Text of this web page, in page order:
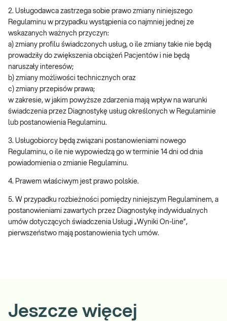
2. Usługodawca zastrzega sobie prawo zmiany niniejszego
Regulaminu w przypadku wystąpienia co najmniej jednej ze
wskazanych ważnych przyczyn:
a) zmiany profilu świadczonych usług, o ile zmiany takie nie będą
prowadziły do zwiększenia obciążeń Pacjentów i nie będą
naruszały interesów;
b) zmiany możliwości technicznych oraz
c) zmiany przepisów prawa;
w zakresie, w jakim powyższe zdarzenia mają wpływ na warunki
świadczenia przez Diagnostykę usług określonych w Regulaminie
lub postanowienia Regulaminu.
3. Usługobiorcy będą związani postanowieniami nowego
Regulaminu, o ile nie wypowiedzą go w terminie 14 dni od dnia
powiadomienia o zmianie Regulaminu.
4. Prawem właściwym jest prawo polskie.
5. W przypadku rozbieżności pomiędzy niniejszym Regulaminem, a
postanowieniami zawartych przez Diagnostykę indywidualnych
umów dotyczących świadczenia Usługi „Wyniki On-line”,
pierwszeństwo mają postanowienia tych umów.
Jeszcze więcej